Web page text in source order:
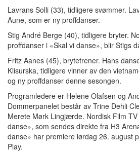
Lavrans Solli (33), tidligere svømmer.
Aune, som er ny proffdanser.
Stig André Berge (40), tidligere bryter.
proffdanser i «Skal vi danse», blir Stigs
Fritz Aanes (45), brytetrener. Hans
Klisurska, tidligere vinner av den
og ny proffdanser denne sesongen.
Programledere er Helene Olafsen og
Dommerpanelet består av Trine Dehli
Merete Mørk Lingjærde. Nordisk Film
danse», som sendes direkte fra H3
danse» har premiere lørdag 26. august
Play.